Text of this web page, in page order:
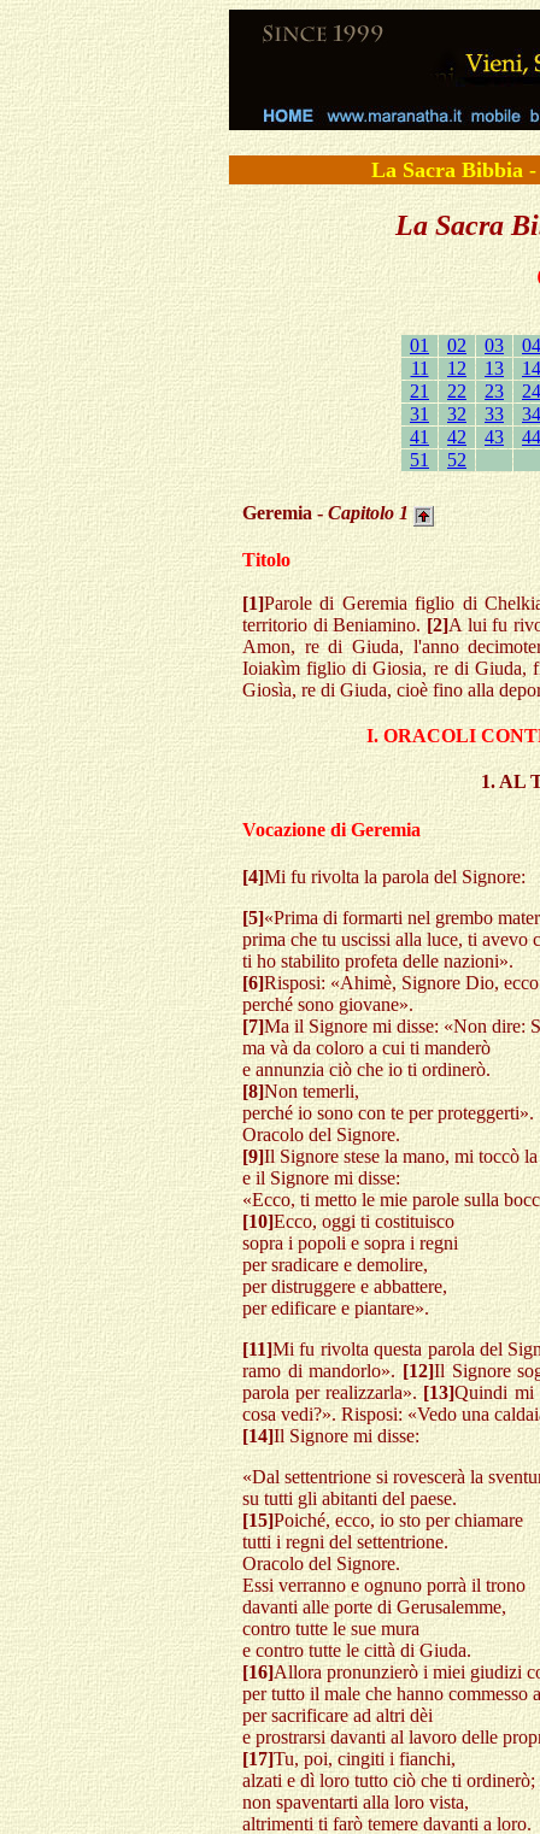
La Sacra
La Sacra
01 02 03
04
11
12 13
14
21
22 23
24
31
32 33
34
41
42 43
44
51
52
Geremia -Capitolo1
Titolo
[1]Parole di Geremia figlio di
territorio di Beniamino. [2]A lui fu
Amon, re di Giuda, l'anno
Ioiakìm figlio di Giosia, re di Giuda,
Giosìa, re di Giuda, cioè fino alla
I. ORACOLI
1. AL
Vocazione di Geremia
[4]Mi fu rivolta la parola del Signore:
[5]«Prima di formarti nel grembo
prima che tu uscissi alla luce, ti avevo
ti ho stabilito profeta delle nazioni».
[6]Risposi: «Ahimè, Signore Dio,
perché sono giovane».
[7]Ma il Signore mi disse: «Non dire:
ma và da coloro a cui ti manderò
e annunzia ciò che io ti ordinerò.
[8]Non temerli,
perché io sono con te per proteggerti».
Oracolo del Signore.
[9]Il Signore stese la mano, mi toccò
e il Signore mi disse:
«Ecco, ti metto le mie parole sulla
[10]Ecco, oggi ti costituisco
sopra i popoli e sopra i regni
per sradicare e demolire,
per distruggere e abbattere,
per edificare e piantare».
[11]Mi fu rivolta questa parola del
ramo di mandorlo». [12]Il Signore
parola per realizzarla».[13]Quindi mi
cosa vedi?». Risposi: «Vedo una
[14]Il Signore mi disse:
«Dal settentrione si rovescerà la
su tutti gli abitanti del paese.
[15]Poiché, ecco, io sto per chiamare
tutti i regni del settentrione.
Oracolo del Signore.
Essi verranno e ognuno porrà il trono
davanti alle porte di Gerusalemme,
contro tutte le sue mura
e contro tutte le città di Giuda.
[16]Allora pronunzierò i miei giudizi
per tutto il male che hanno commesso
per sacrificare ad altri dèi
e prostrarsi davanti al lavoro delle
[17]Tu, poi, cingiti i fianchi,
alzati e dì loro tutto ciò che ti ordinerò;
non spaventarti alla loro vista,
altrimenti ti farò temere davanti a loro.